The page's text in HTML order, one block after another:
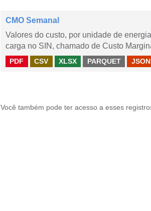
CMO Semanal
Valores do custo, por unidade de
carga no SIN, chamado de Custo
PDF CSV XLSX PARQUET JSON
Você também pode ter acesso a esses